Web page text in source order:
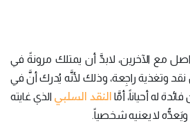
مع الآخرين، لابدَّ أن يمتلك مرونةً في
وتغذية راجِعة، وذلك لأنَّه يُدرك أنَّ في
له أحياناً، أمَّا النقد السلبي الذي غايته
ويَعدُّه لا يعنيه شخصياً.